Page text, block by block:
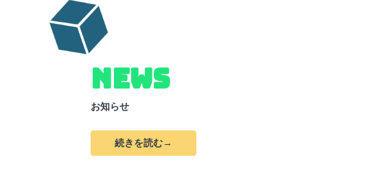
NEWS
お知らせ
続きを読む→